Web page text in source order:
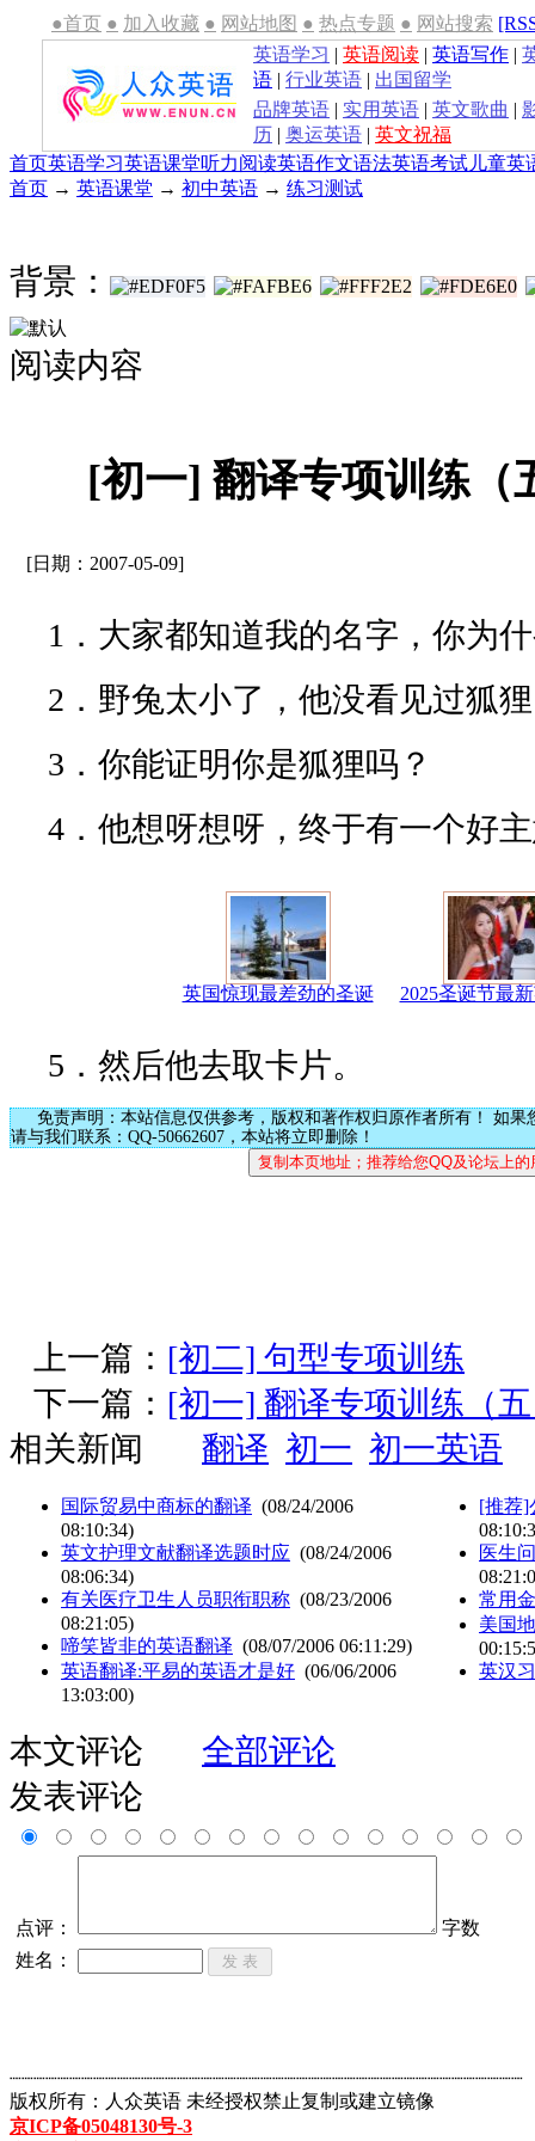
●首页 ● 加入收藏 ● 网站地图 ● 热点专题 ● 网站搜索
英语学习 | 英语阅读 | 英语写作 |
语 | 行业英语 | 出国留学
品牌英语 | 实用英语 | 英文歌曲 |
历 | 奥运英语 | 英文祝福
首页英语学习英语课堂听力阅读英语作文语法英语考试 儿童英
首页 → 英语课堂 → 初中英语 → 练习测试
背景：
阅读内容
[初一] 翻译专项训练（
[日期：2007-05-09]
1．大家都知道我的名字，你为
2．野兔太小了，他没看见过狐
3．你能证明你是狐狸吗？
4．他想呀想呀，终于有一个好
英国惊现最差劲的圣诞 2025圣诞节最
5．然后他去取卡片。
免责声明：本站信息仅供参考，版权和著作权归原作者所有！ 如果
请与我们联系：QQ-50662607，本站将立即删除！
上一篇： [初二] 句型专项训练
下一篇： [初一] 翻译专项训练（
相关新闻
翻译 初一 初一英语
国际贸易中商标的翻译 (08/24/2006
08:10:34)
英文护理文献翻译选题时应 (08/24/2006
08:06:34)
有关医疗卫生人员职衔职称 (08/23/2006
08:21:05)
啼笑皆非的英语翻译 (08/07/2006 06:11:29)
英语翻译:平易的英语才是好 (06/06/2006
13:03:00)
[推荐]
医生
常用
美国
英汉
本文评论
全部评论
发表评论
点评：
字数
姓名：
┈┈┈┈┈┈┈┈┈┈┈┈┈┈┈┈┈┈┈┈┈┈┈┈┈┈┈┈┈┈┈┈┈┈┈┈┈┈┈┈┈┈┈
版权所有：人众英语 未经授权禁止复制或建立镜像
京ICP备05048130号-3